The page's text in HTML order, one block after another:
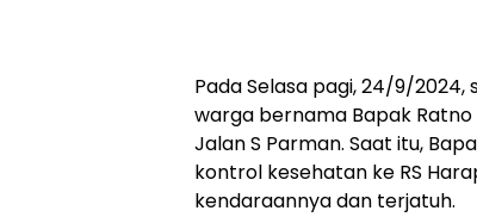
Pada Selasa pagi, 24/9/2024,
warga bernama Bapak
Jalan S Parman. Saat itu,
kontrol kesehatan ke RS
kendaraannya dan terjatuh.